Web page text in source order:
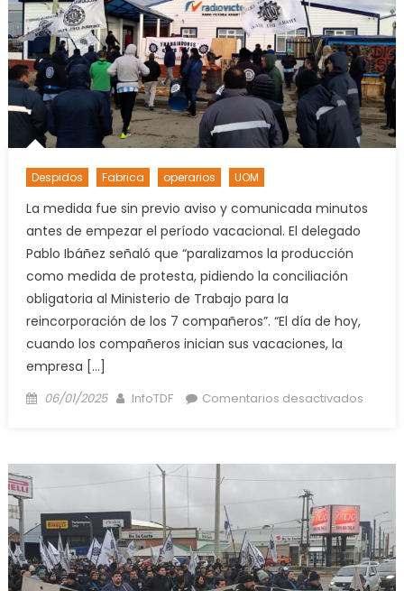
Despidos Fabrica operarios UOM
La medida fue sin previo aviso y comunicada minutos
antes de empezar el período vacacional. El delegado
Pablo Ibáñez señaló que “paralizamos la producción
como medida de protesta, pidiendo la conciliación
obligatoria al Ministerio de Trabajo para la
reincorporación de los 7 compañeros”. “El día de hoy,
cuando los compañeros inician sus vacaciones, la
empresa […]
Posted
06/01/2025 Author
InfoTDF Comentarios desactivadosen
a
siete